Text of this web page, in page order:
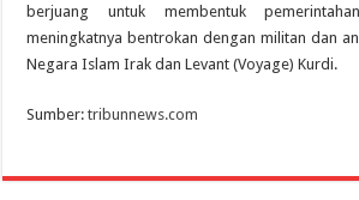
berjuang untuk membentuk
meningkatnya bentrokan dengan militan dan
Negara Islam Irak dan Levant (Voyage) Kurdi.
Sumber:tribunnews.com